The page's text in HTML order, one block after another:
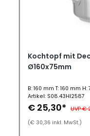
Kochtopf mit
Ø160x75mm
B: 160 mm T: 160 mm H:
Artikel: S08.43HI2587
€ 25,30* UVP €
(€ 30,36 inkl. MwSt.)